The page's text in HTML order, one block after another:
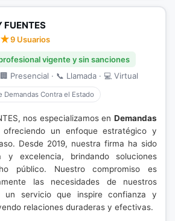
FUENTES
9 Usuarios
vigente y sin sanciones
Presencial · 📞 Llamada · 💻 Virtual
Demandas Contra el Estado
nos especializamos en Demandas
ofreciendo un enfoque estratégico y
Desde 2019, nuestra firma ha sido
y excelencia, brindando soluciones
público. Nuestro compromiso es
las necesidades de nuestros
servicio que inspire confianza y
relaciones duraderas y efectivas.